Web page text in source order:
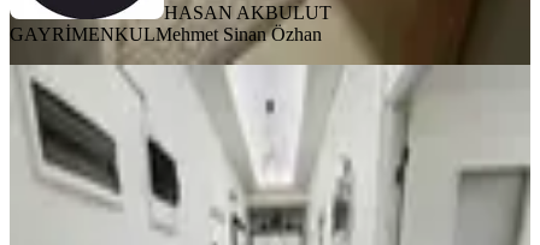
HASAN AKBULUT
GAYRİMENKULMehmet Sinan Özhan
BALKONLU
Batur Gayrimenkul'den Aslanbey
Mahallesin'de Satılık 3+1 Daire
Battalgazi, K.mustafa Paşa Mahallesi
3+1
130 m²·Yüksek giriş 07.08.2026